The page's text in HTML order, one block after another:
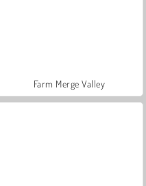
Farm Merge Valley